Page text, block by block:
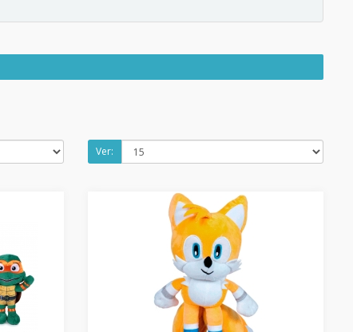
Ver: